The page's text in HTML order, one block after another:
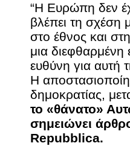
“Η Ευρώπη δεν
βλέπει τη σχέση
στο έθνος και
μια διεφθαρμένη
ευθύνη για αυτή
Η
δημοκρατίας,
το «θάνατο»
σημειώνει
Repubblica.